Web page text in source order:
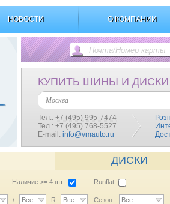
НОВОСТИ О КОМПАНИИ
КУПИТЬ ШИНЫ И ДИСКИ
Москва
Тел.: +7 (495) 995-7474
Тел.: +7 (495) 768-5527
E-mail: info@vmauto.ru
ДИСКИ
Наличие >= 4 шт.: Runflat:
/ Все R Все Сезон: Все